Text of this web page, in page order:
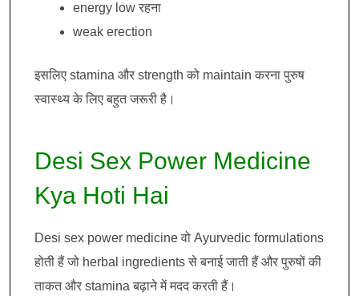
energy low रहना
weak erection
इसलिए stamina और strength को maintain करना पुरुष
स्वास्थ्य के लिए बहुत जरूरी है।
Desi Sex Power Medicine
Kya Hoti Hai
Desi sex power medicine वो Ayurvedic formulations
होती हैं जो herbal ingredients से बनाई जाती हैं और पुरुषों की
ताकत और stamina बढ़ाने में मदद करती हैं।